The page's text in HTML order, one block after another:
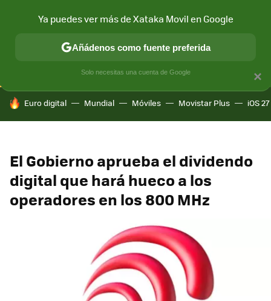
CONECTIVIDAD MÓVIL Y SOCIEDAD APLICACIONES
HOY SE HABLA DE
Euro digital Mundial Móviles Movistar Plus iOS 27
El Gobierno aprueba el dividendo
digital que hará hueco a los
operadores en los 800 MHz
×
Ya puedes ver más de Xataka Movil en Google
Añádenos como fuente preferida
Solo necesitas una cuenta de Google